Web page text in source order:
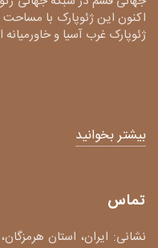
ژئوپارک غرب آسیا و
بیشتر بخوانید
تماس
نشانی: ایران، استان